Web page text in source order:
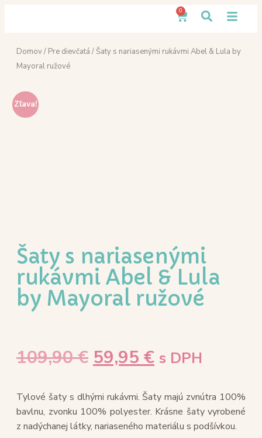
0
Domov/ Pre dievčatá / Šaty s nariasenými rukávmi Abel & Lula by
Mayoral ružové
Zľava!
Šaty s nariasenými
rukávmi Abel & Lula
by Mayoral ružové
109,90€ 59,95 € s DPH
Tylové šaty s dlhými rukávmi. Šaty majú zvnútra 100%
bavlnu, zvonku 100% polyester. Krásne šaty vyrobené
z nadýchanej látky, nariaseného materiálu s podšívkou.